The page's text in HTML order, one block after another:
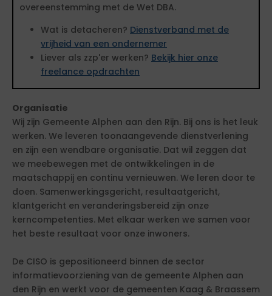
overeenstemming met de Wet DBA.
Wat is detacheren? Dienstverband met de
vrijheid van een ondernemer
Liever als zzp'er werken? Bekijk hier onze
freelance opdrachten
Organisatie
Wij zijn Gemeente Alphen aan den Rijn. Bij ons is het leuk
werken. We leveren toonaangevende dienstverlening
en zijn een wendbare organisatie. Dat wil zeggen dat
we meebewegen met de ontwikkelingen in de
maatschappij en continu vernieuwen. We leren door te
doen. Samenwerkingsgericht, resultaatgericht,
klantgericht en veranderingsbereid zijn onze
kerncompetenties. Met elkaar werken we samen voor
het beste resultaat voor onze inwoners.
De CISO is gepositioneerd binnen de sector
informatievoorziening van de gemeente Alphen aan
den Rijn en werkt voor de gemeenten Kaag & Braassem